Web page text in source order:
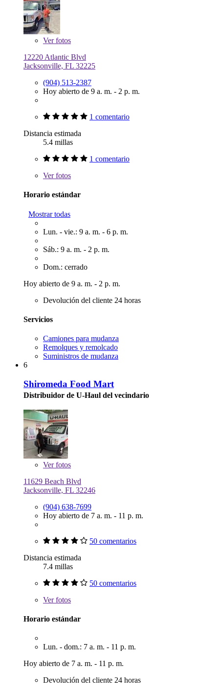
Verfotos
12220 Atlantic Blvd
Jacksonville, FL 32225
(904) 513-2387
Hoy abierto de 9 a. m. - 2 p. m.
1 comentario
Distancia estimada
5.4 millas
1 comentario
Verfotos
Horario estándar
Mostrar todas
Lun. - vie.: 9 a. m. - 6 p. m.
Sáb.: 9 a. m. - 2 p. m.
Dom.: cerrado
Hoy abierto de 9 a. m. - 2 p. m.
Devolución del cliente 24 horas
Servicios
Camiones para mudanza
Remolques y remolcado
Suministros de mudanza
6
Shiromeda Food Mart
Distribuidor de U-Haul del vecindario
Verfotos
11629 Beach Blvd
Jacksonville, FL 32246
(904) 638-7699
Hoy abierto de 7 a. m. - 11 p. m.
50 comentarios
Distancia estimada
7.4 millas
50 comentarios
Verfotos
Horario estándar
Lun. - dom.: 7 a. m. - 11 p. m.
Hoy abierto de 7 a. m. - 11 p. m.
Devolución del cliente 24 horas